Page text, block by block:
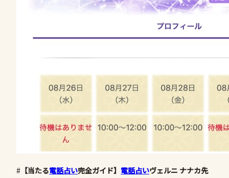
# 【当たる電話占い完全ガイド】 電話占いヴェルニ ナナカ先